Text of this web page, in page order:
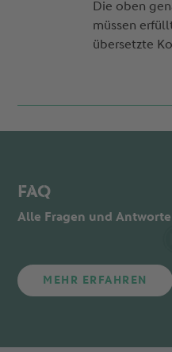
Die oben
müssen
übersetzte
FAQ
Alle Fragen und
MEHR ERFAHREN